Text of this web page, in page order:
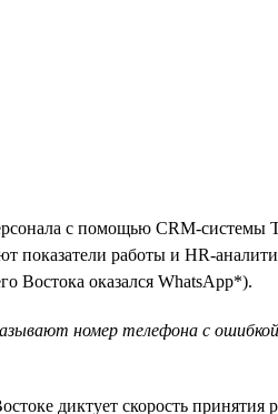
с помощью CRM-системы
показатели работы и HR-
Востока оказался WhatsApp*).
номер телефона с
диктует скорость принятия